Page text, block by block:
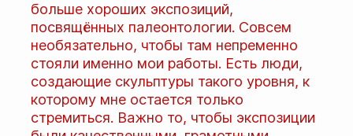
больше хороших экспозиций,
посвящённых палеонтологии. Совсем
необязательно, чтобы там непременно
стояли именно мои работы. Есть люди,
создающие скульптуры такого уровня, к
которому мне остается только
стремиться. Важно то, чтобы экспозиции